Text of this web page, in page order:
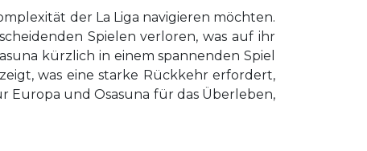
der La Liga navigieren möchten.
Spielen verloren, was auf ihr
kürzlich in einem spannenden Spiel
was eine starke Rückkehr erfordert,
Europa und Osasuna für das Überleben,